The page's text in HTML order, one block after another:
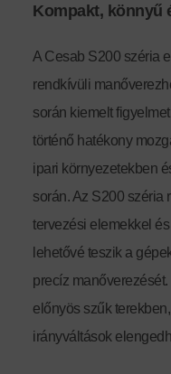
Kompakt, könnyű
A Cesab S200 széria
rendkívüli
során kiemelt
történő hatékony
ipari környezetekben
során. Az S200 széria
tervezési elemekkel
lehetővé teszik a
precíz
előnyös szűk
irányváltások